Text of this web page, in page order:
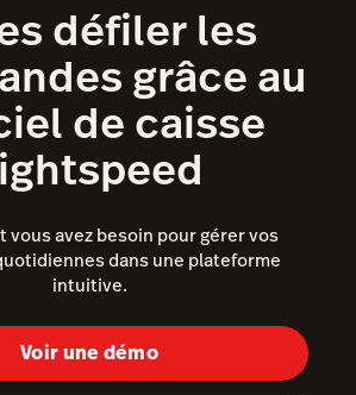
défiler les
grâce au
de caisse
vous avez besoin pour gérer vos
dans une plateforme
intuitive.
Voir une démo